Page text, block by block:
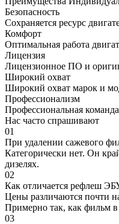
Безопасность
Сохраняется ресурс
Комфорт
Оптимальная работа
Лицензия
Лицензионное ПО и
Широкий охват
Широкий охват марок и
Профессионализм
Профессиональная
Нас часто спрашивают
01
При удалении сажевого
Категорически нет. Он
дизелях.
02
Как отличается рефлеш
Цены различаются почти
Примерно так, как фильм в
03